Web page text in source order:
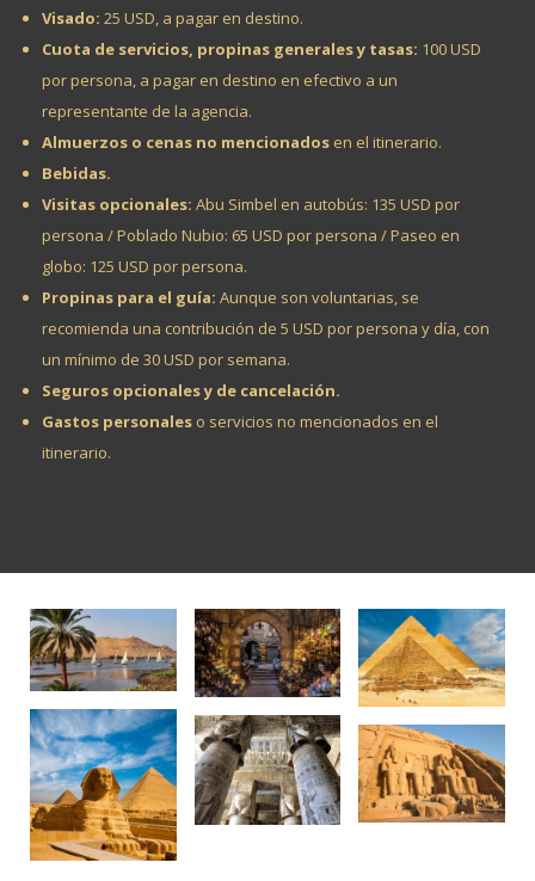
Visado: 25 USD, a pagar en destino.
Cuota de servicios, propinas generales y tasas: 100 USD
por persona, a pagar en destino en efectivo a un
representante de la agencia.
Almuerzos o cenas no mencionados en el itinerario.
Bebidas.
Visitas opcionales: Abu Simbel en autobús: 135 USD por
persona / Poblado Nubio: 65 USD por persona / Paseo en
globo: 125 USD por persona.
Propinas para el guía: Aunque son voluntarias, se
recomienda una contribución de 5 USD por persona y día, con
un mínimo de 30 USD por semana.
Seguros opcionales y de cancelación.
Gastos personales o servicios no mencionados en el
itinerario.